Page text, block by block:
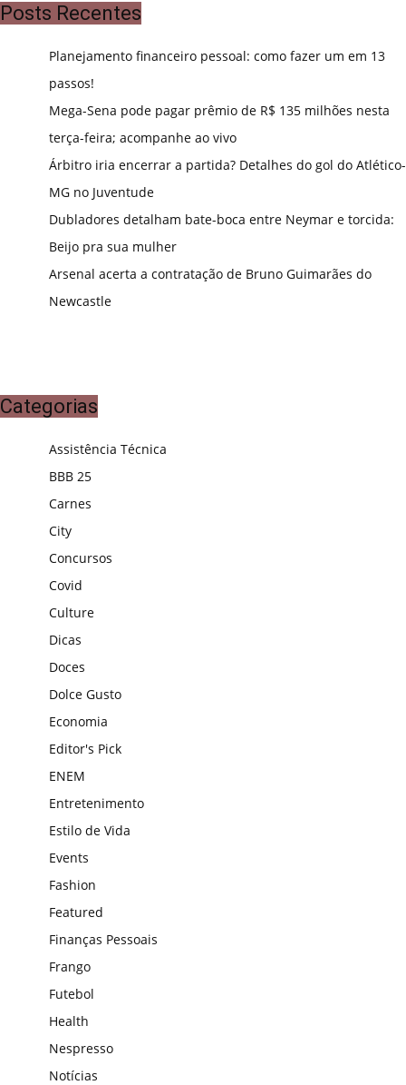
Posts Recentes
Planejamento financeiro pessoal: como fazer um em 13
passos!
Mega-Sena pode pagar prêmio de R$ 135 milhões nesta
terça-feira; acompanhe ao vivo
Árbitro iria encerrar a partida? Detalhes do gol do Atlético-
MG no Juventude
Dubladores detalham bate-boca entre Neymar e torcida:
Beijo pra sua mulher
Arsenal acerta a contratação de Bruno Guimarães do
Newcastle
Categorias
Assistência Técnica
BBB 25
Carnes
City
Concursos
Covid
Culture
Dicas
Doces
Dolce Gusto
Economia
Editor's Pick
ENEM
Entretenimento
Estilo de Vida
Events
Fashion
Featured
Finanças Pessoais
Frango
Futebol
Health
Nespresso
Notícias